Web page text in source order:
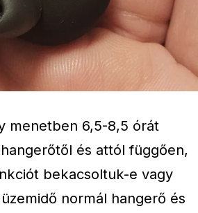
menetben 6,5-8,5 órát
és attól függően,
bekacsoltuk-e vagy
normál hangerő és